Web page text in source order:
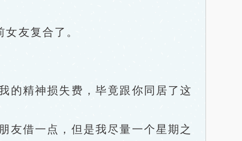
友复合了。
精神损失费，毕竟跟你同居了这
借一点，但是我尽量一个星期之